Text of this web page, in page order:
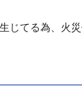
てる為、火